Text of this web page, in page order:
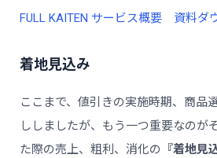
FULL KAITEN サービス概要 資料ダ
着地見込み
ここまで、値引きの実施時期、商品
ししましたが、もう一つ重要なのが
た際の売上、粗利、消化の
『着地見